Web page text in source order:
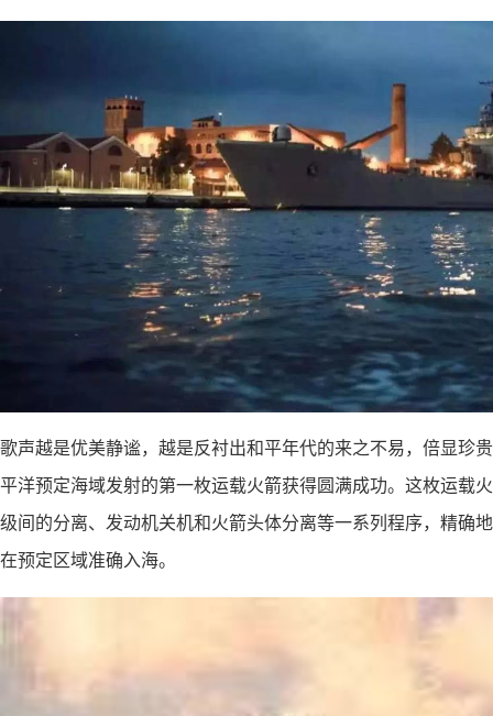
歌声越是优美静谧，越是反衬出和平年代的来之不易，倍显珍
平洋预定海域发射的第一枚运载火箭获得圆满成功。这枚运载
级间的分离、发动机关机和火箭头体分离等一系列程序，精确
在预定区域准确入海。